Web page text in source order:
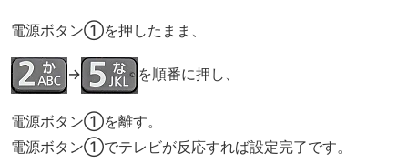
電源ボタン①を押したまま、
→ を順番に押し、
電源ボタン①を離す。
電源ボタン①でテレビが反応すれば設定完了です。